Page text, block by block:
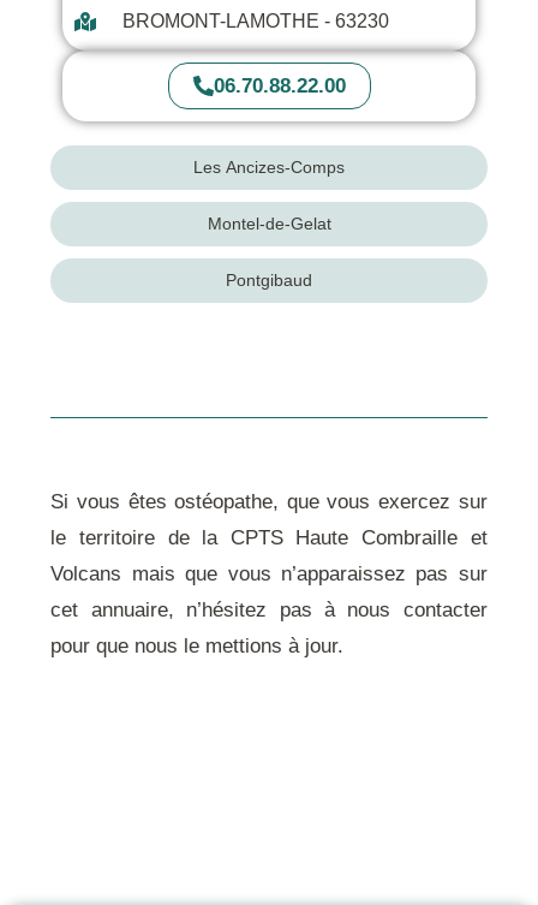
Les Ancizes-Comps
Montel-de-Gelat
Pontgibaud
BROMONT-LAMOTHE - 63230
06.70.88.22.00
Si vous êtes ostéopathe, que vous exercez sur
le territoire de la CPTS Haute Combraille et
Volcans mais que vous n’apparaissez pas sur
cet annuaire, n’hésitez pas à nous contacter
pour que nous le mettions à jour.